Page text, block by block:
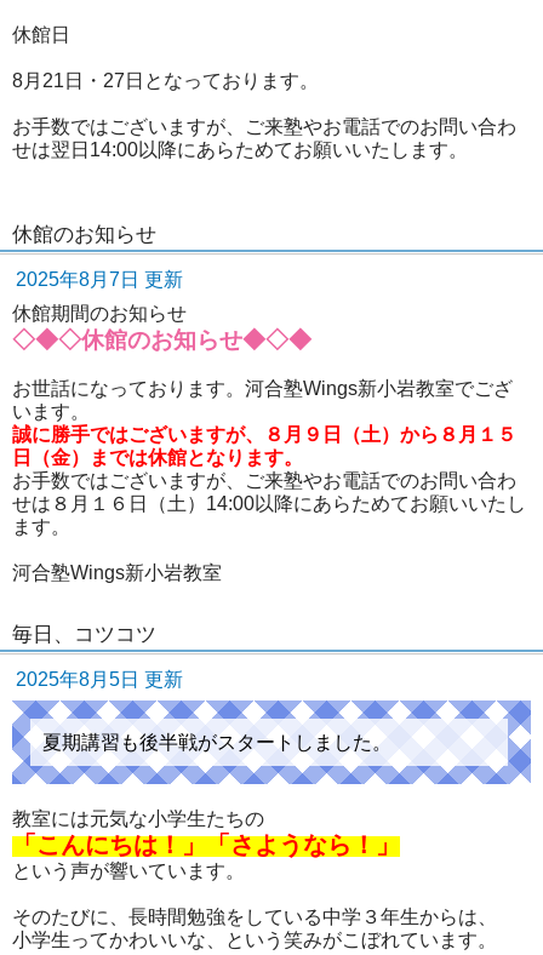
休館日
8月21日・27日となっております。
お手数ではございますが、ご来塾やお電話でのお問い合わ
せは翌日14:00以降にあらためてお願いいたします。
休館のお知らせ
2025年8月7日 更新
休館期間のお知らせ
◇◆◇休館のお知らせ◆◇◆
お世話になっております。河合塾Wings新小岩教室でござ
います。
誠に勝手ではございますが、８月９日（土）から８月１５
日（金）までは休館となります。
お手数ではございますが、ご来塾やお電話でのお問い合わ
せは８月１６日（土）14:00以降にあらためてお願いいたし
ます。
河合塾Wings新小岩教室
毎日、コツコツ
2025年8月5日 更新
夏期講習も後半戦がスタートしました。
教室には元気な小学生たちの
「こんにちは！」「さようなら！」
という声が響いています。
そのたびに、長時間勉強をしている中学３年生からは、
小学生ってかわいいな、という笑みがこぼれています。